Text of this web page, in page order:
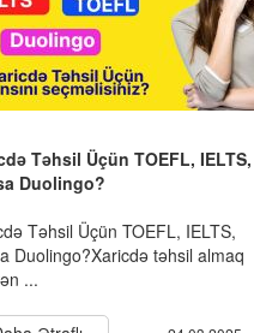
Təhsil Üçün TOEFL, IELTS,
Duolingo?
Təhsil Üçün TOEFL, IELTS,
Duolingo?Xaricdə təhsil almaq
...